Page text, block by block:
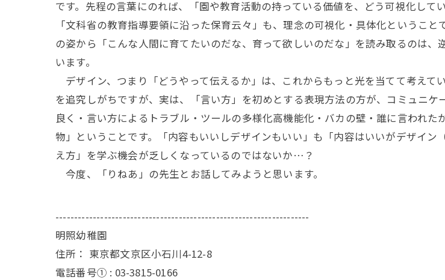
です。先程の言葉にのれば、「園や教育活動の持っている価値を、どう可視化し
「文科省の教育指導要領に沿った保育云々」も、理念の可視化・具体化というこ
の姿から「こんな人間に育てたいのだな、育って欲しいのだな」を読み取るのは
います。
デザイン、つまり「どうやって伝えるか」は、これからもっと光を当てて考えて
を追究しがちですが、実は、「言い方」を初めとする表現方法の方が、コミュニ
良く・言い方によるトラブル・ツールの多様化高機能化・バカの壁・誰に言われ
物」ということです。「内容もいいしデザインもいい」も「内容はいいがデザイ
え方」を学ぶ機会が乏しくなっているのではないか…？
今度、「りねあ」の先生とお話してみようと思います。
--------------------------------------------------------------------
明照幼稚園
住所： 東京都文京区小石川4-12-8
電話番号① : 03-3815-0166